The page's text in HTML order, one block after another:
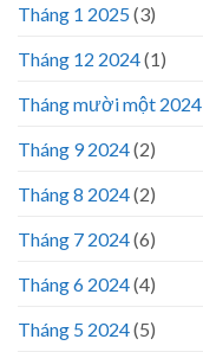
Tháng 1 2025(3)
Tháng 12 2024(1)
Tháng mười một 2024
Tháng 9 2024(2)
Tháng 8 2024(2)
Tháng 7 2024(6)
Tháng 6 2024(4)
Tháng 5 2024(5)